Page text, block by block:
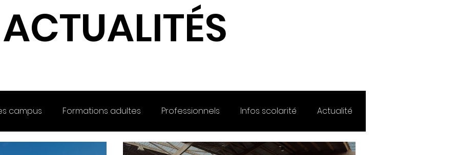
ACTUALITÉS
campus Formations adultes Professionnels Infos scolarité Actualité